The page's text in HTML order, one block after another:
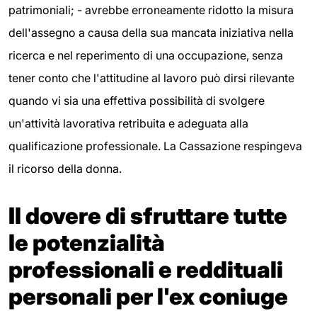
patrimoniali; - avrebbe erroneamente ridotto la misura
dell'assegno a causa della sua mancata iniziativa nella
ricerca e nel reperimento di una occupazione, senza
tener conto che l'attitudine al lavoro può dirsi rilevante
quando vi sia una effettiva possibilità di svolgere
un'attività lavorativa retribuita e adeguata alla
qualificazione professionale. La Cassazione respingeva
il ricorso della donna.
Il dovere di sfruttare tutte
le potenzialità
professionali e reddituali
personali per l'ex coniuge